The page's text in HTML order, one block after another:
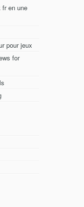
fr en une
pour jeux
for